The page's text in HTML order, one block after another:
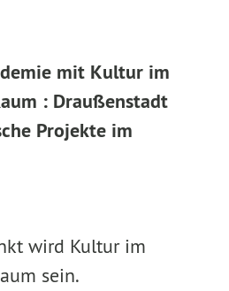
mit Kultur im
: Draußenstadt
Projekte im
wird Kultur im
sein.